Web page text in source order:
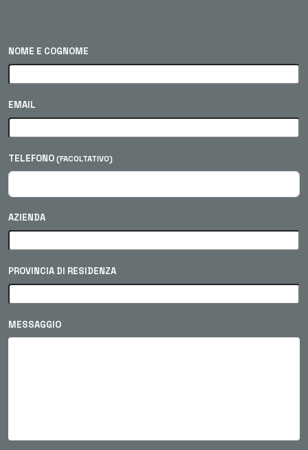
NOME E COGNOME
EMAIL
TELEFONO (FACOLTATIVO)
AZIENDA
PROVINCIA DI RESIDENZA
MESSAGGIO